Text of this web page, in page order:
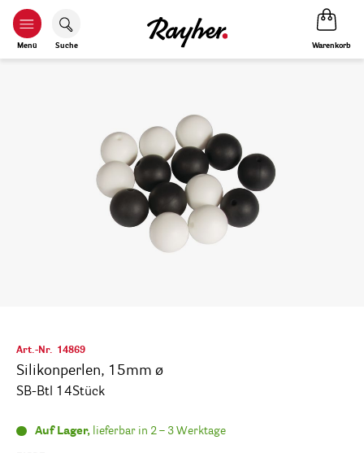
Menü Suche Warenkorb
Art.-Nr. 14869
Silikonperlen, 15mm ø
SB-Btl 14Stück
Auf Lager, lieferbar in 2 – 3 Werktage